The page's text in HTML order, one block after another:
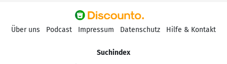
Über uns Podcast Impressum Datenschutz Hilfe & Kontakt
Suchindex